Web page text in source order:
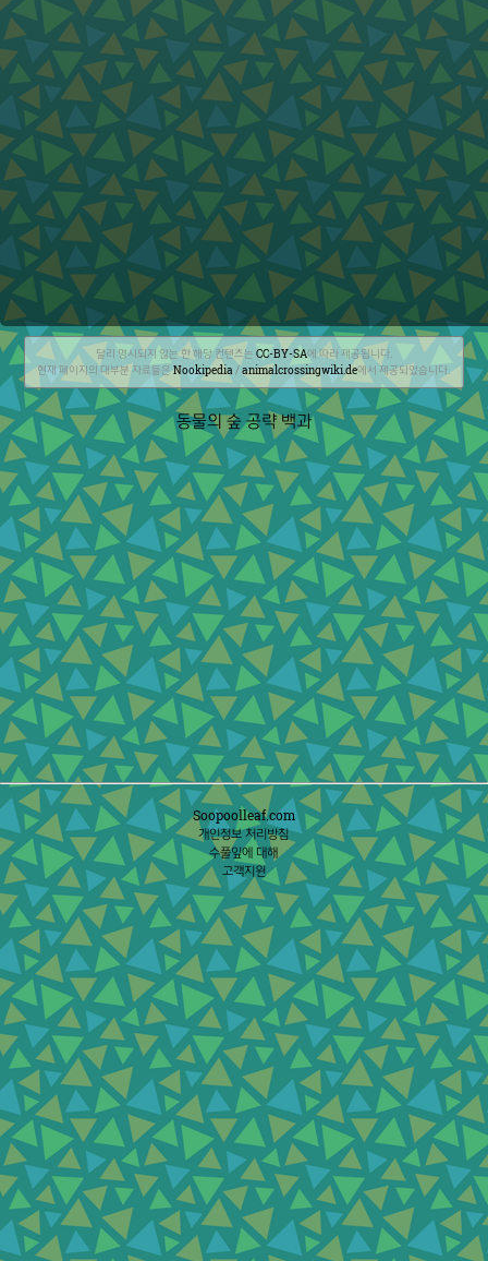
달리 명시되지 않는 한 해당 컨텐츠는 CC-BY-SA에 따라 제공됩니다.
현재 페이지의 대부분 자료들은Nookipedia /animalcrossingwiki.de에서 제공되었습니다.
동물의 숲 공략 백과
Soopoolleaf.com
개인정보 처리방침
수풀잎에 대해
고객지원